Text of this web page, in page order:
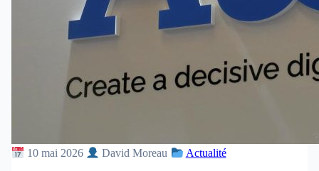
10 mai 2026 David Moreau Actualité